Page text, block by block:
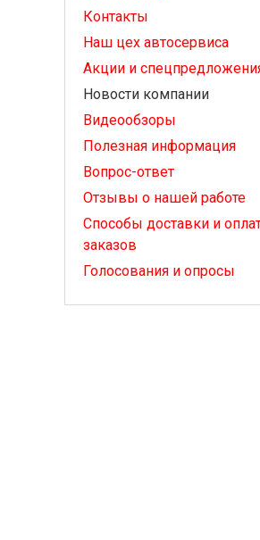
Контакты
Наш цех автосервиса
Акции и
Новости компании
Видеообзоры
Полезная информация
Вопрос-ответ
Отзывы о нашей работе
Способы доставки и
заказов
Голосования и опросы